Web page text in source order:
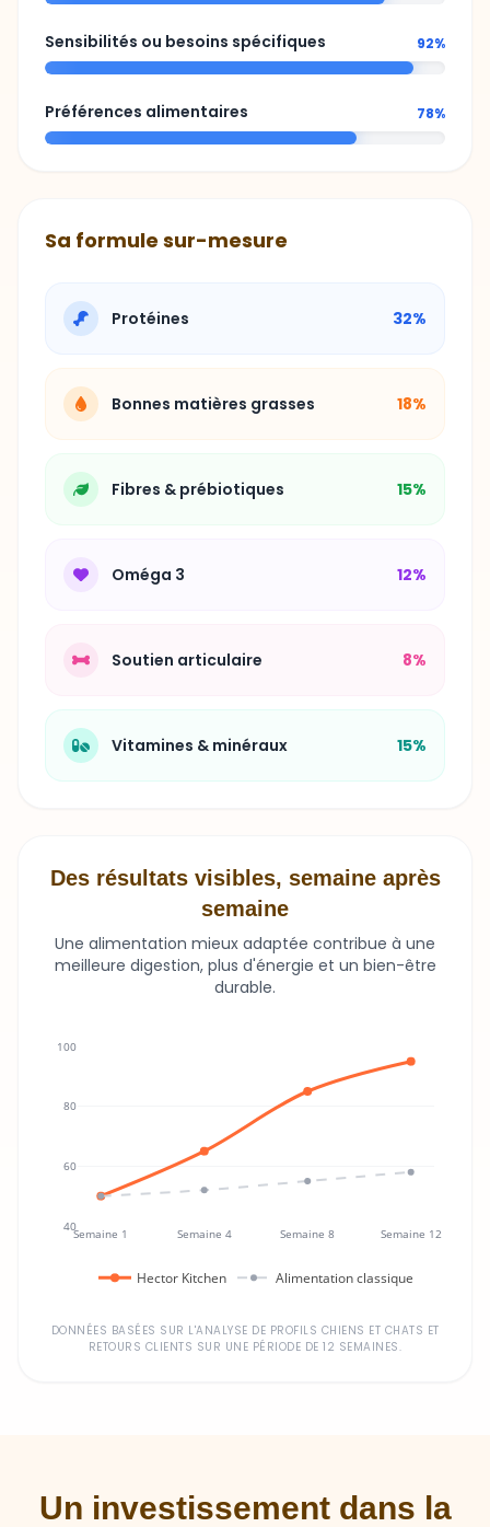
Sensibilités ou besoins spécifiques 92%
Préférences alimentaires 78%
Sa formule sur-mesure
Protéines 32%
Bonnes matières grasses 18%
Fibres & prébiotiques 15%
Oméga 3 12%
Soutien articulaire 8%
Vitamines & minéraux 15%
Des résultats visibles, semaine après
semaine
Une alimentation mieux adaptée contribue à une
meilleure digestion, plus d'énergie et un bien-être
durable.
Semaine 1 Semaine 4 Semaine 8 Semaine 12
40
60
80
100
Hector Kitchen Alimentation classique
DONNÉES BASÉES SUR L'ANALYSE DE PROFILS CHIENS ET CHATS ET
RETOURS CLIENTS SUR UNE PÉRIODE DE 12 SEMAINES.
Un investissement dans la